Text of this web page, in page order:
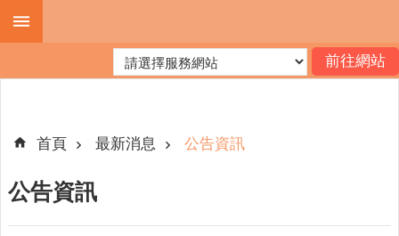
跳到主要內容區塊
階
機
關
首頁 最新消息 公告資訊
公告資訊